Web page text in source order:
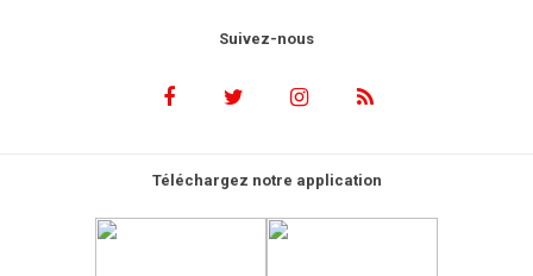
Suivez-nous
Téléchargez notre application